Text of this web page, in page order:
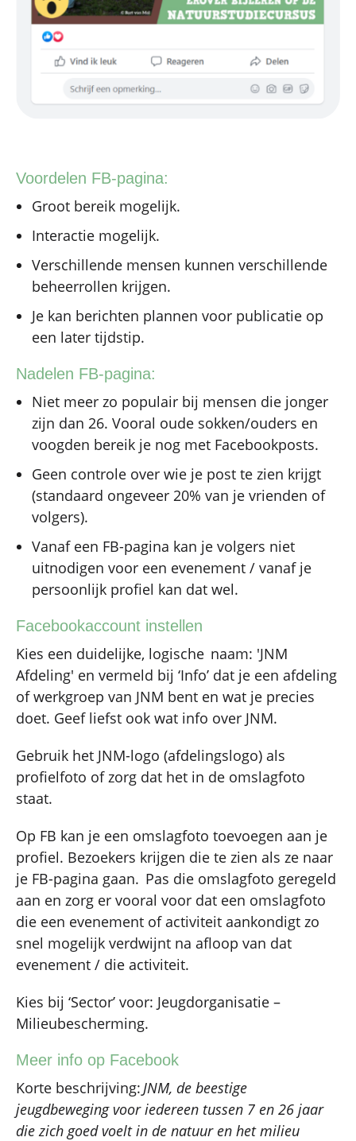
Voordelen FB-pagina:
Groot bereik mogelijk.
Interactie mogelijk.
Verschillende mensen kunnen verschillende
beheerrollen krijgen.
Je kan berichten plannen voor publicatie op
een later tijdstip.
Nadelen FB-pagina:
Niet meer zo populair bij mensen die jonger
zijn dan 26. Vooral oude sokken/ouders en
voogden bereik je nog met Facebookposts.
Geen controle over wie je post te zien krijgt
(standaard ongeveer 20% van je vrienden of
volgers).
Vanaf een FB-pagina kan je volgers niet
uitnodigen voor een evenement / vanaf je
persoonlijk profiel kan dat wel.
Facebookaccount instellen
Kies een duidelijke, logische naam: 'JNM
Afdeling' en vermeld bij ‘Info’ dat je een afdeling
of werkgroep van JNM bent en wat je precies
doet. Geef liefst ook wat info over JNM.
Gebruik het JNM-logo (afdelingslogo) als
profielfoto of zorg dat het in de omslagfoto
staat.
Op FB kan je een omslagfoto toevoegen aan je
profiel. Bezoekers krijgen die te zien als ze naar
je FB-pagina gaan. Pas die omslagfoto geregeld
aan en zorg er vooral voor dat een omslagfoto
die een evenement of activiteit aankondigt zo
snel mogelijk verdwijnt na afloop van dat
evenement / die activiteit.
Kies bij ‘Sector’ voor: Jeugdorganisatie –
Milieubescherming.
Meer info op Facebook
Korte beschrijving:JNM, de beestige
jeugdbeweging voor iedereen tussen 7 en 26 jaar
die zich goed voelt in de natuur en het milieu